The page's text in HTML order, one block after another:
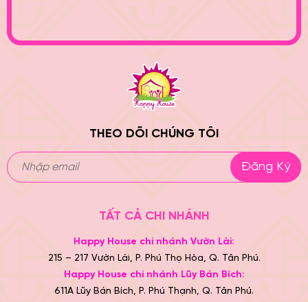
THEO DÕI CHÚNG TÔI
Đăng Ký
TẤT CẢ CHI NHÁNH
Happy House chi nhánh Vườn Lài:
215 – 217 Vườn Lài, P. Phú Thọ Hòa, Q. Tân Phú.
Happy House chi nhánh Lũy Bán Bích:
611A Lũy Bán Bích, P. Phú Thạnh, Q. Tân Phú.